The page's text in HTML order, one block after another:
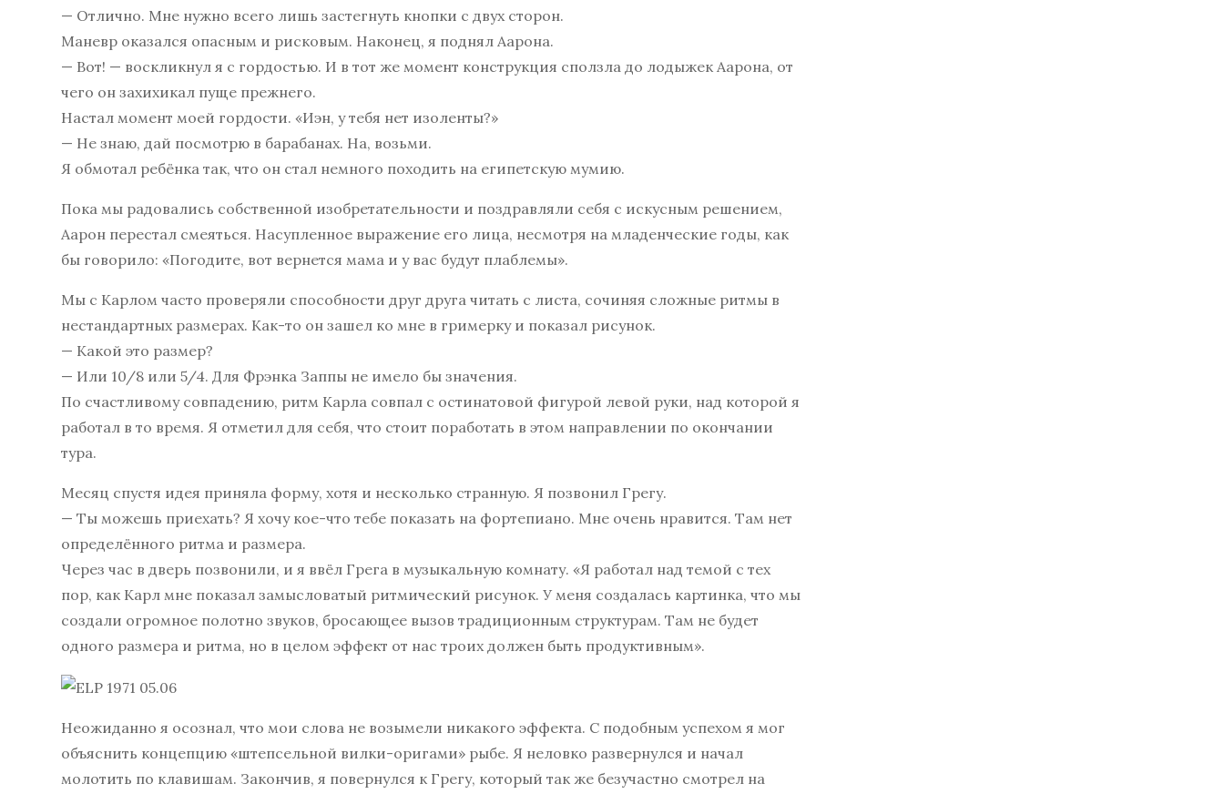
— Отлично. Мне нужно всего лишь застегнуть кнопки с двух сторон.
Маневр оказался опасным и рисковым. Наконец, я поднял Аарона.
— Вот! — воскликнул я с гордостью. И в тот же момент конструкция сползла до лодыжек Аарона, от
чего он захихикал пуще прежнего.
Настал момент моей гордости. «Иэн, у тебя нет изоленты?»
— Не знаю, дай посмотрю в барабанах. На, возьми.
Я обмотал ребёнка так, что он стал немного походить на египетскую мумию.
Пока мы радовались собственной изобретательности и поздравляли себя с искусным решением,
Аарон перестал смеяться. Насупленное выражение его лица, несмотря на младенческие годы, как
бы говорило: «Погодите, вот вернется мама и у вас будут плаблемы».
Мы с Карлом часто проверяли способности друг друга читать с листа, сочиняя сложные ритмы в
нестандартных размерах. Как-то он зашел ко мне в гримерку и показал рисунок.
— Какой это размер?
— Или 10/8 или 5/4. Для Фрэнка Заппы не имело бы значения.
По счастливому совпадению, ритм Карла совпал с остинатовой фигурой левой руки, над которой я
работал в то время. Я отметил для себя, что стоит поработать в этом направлении по окончании
тура.
Месяц спустя идея приняла форму, хотя и несколько странную. Я позвонил Грегу.
— Ты можешь приехать? Я хочу кое-что тебе показать на фортепиано. Мне очень нравится. Там нет
определённого ритма и размера.
Через час в дверь позвонили, и я ввёл Грега в музыкальную комнату. «Я работал над темой с тех
пор, как Карл мне показал замысловатый ритмический рисунок. У меня создалась картинка, что мы
создали огромное полотно звуков, бросающее вызов традиционным структурам. Там не будет
одного размера и ритма, но в целом эффект от нас троих должен быть продуктивным».
Неожиданно я осознал, что мои слова не возымели никакого эффекта. С подобным успехом я мог
объяснить концепцию «штепсельной вилки-оригами» рыбе. Я неловко развернулся и начал
молотить по клавишам. Закончив, я повернулся к Грегу, который так же безучастно смотрел на